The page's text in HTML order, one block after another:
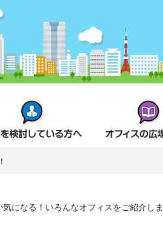
になる！いろんなオフィスをご紹介しま